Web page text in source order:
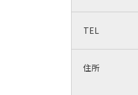
TEL
住所